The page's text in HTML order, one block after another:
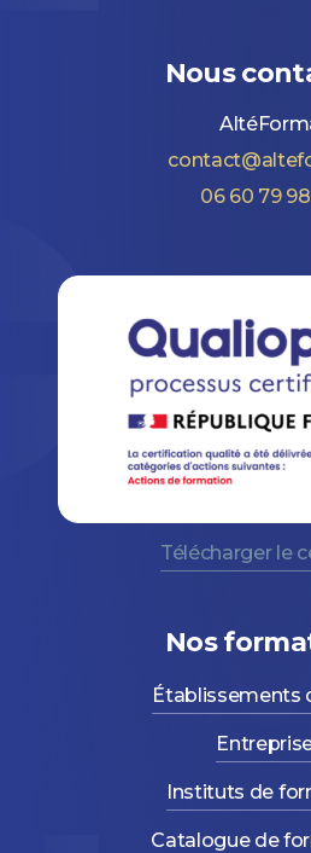
Nous
06 60 79
Télécharger le
Nos
Établissements
Instituts de
Catalogue de